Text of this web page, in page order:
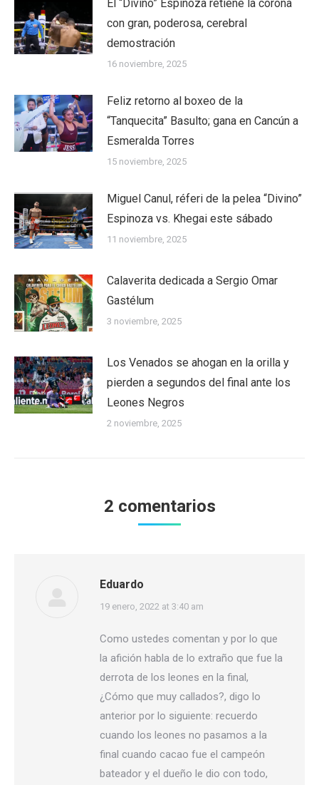
El “Divino” Espinoza retiene la corona
con gran, poderosa, cerebral
demostración
16 noviembre, 2025
Feliz retorno al boxeo de la
“Tanquecita” Basulto; gana en Cancún a
Esmeralda Torres
15 noviembre, 2025
Miguel Canul, réferi de la pelea “Divino”
Espinoza vs. Khegai este sábado
11 noviembre, 2025
Calaverita dedicada a Sergio Omar
Gastélum
3 noviembre, 2025
Los Venados se ahogan en la orilla y
pierden a segundos del final ante los
Leones Negros
2 noviembre, 2025
2 comentarios
Eduardo
says:
19 enero, 2022 at 3:40 am
Como ustedes comentan y por lo que
la afición habla de lo extraño que fue la
derrota de los leones en la final,
¿Cómo que muy callados?, digo lo
anterior por lo siguiente: recuerdo
cuando los leones no pasamos a la
final cuando cacao fue el campeón
bateador y el dueño le dio con todo,